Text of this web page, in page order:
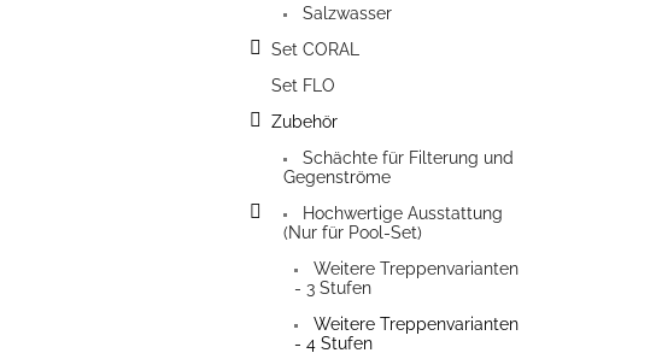
Salzwasser
Set CORAL
Set FLO
Zubehör
Schächte für Filterung und
Gegenströme
Hochwertige Ausstattung
(Nur für Pool-Set)
Weitere Treppenvarianten
- 3 Stufen
Weitere Treppenvarianten
- 4 Stufen